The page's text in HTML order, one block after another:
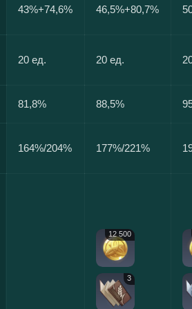
43%+74,6% 46,5%+80,7%
20 ед. 20 ед.
81,8% 88,5%
164%/204% 177%/221%
12 500
3